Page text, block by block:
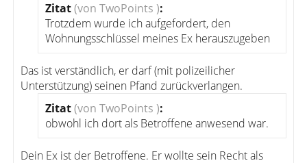
Zitat(von TwoPoints ):
Trotzdem wurde ich aufgefordert, den
Wohnungsschlüssel meines Ex herauszugeben
Das ist verständlich, er darf (mit polizeilicher
Unterstützung) seinen Pfand zurückverlangen.
Zitat(von TwoPoints ):
obwohl ich dort als Betroffene anwesend war.
Dein Ex ist der Betroffene. Er wollte sein Recht als